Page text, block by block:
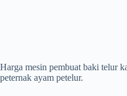
Harga mesin pembuat baki telur
peternak ayam petelur.